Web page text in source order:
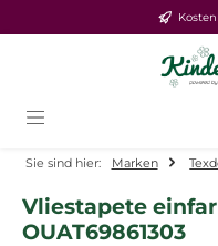
Zum Hauptinhalt springen
Sie sind hier: Marken
Vliestapete
OUAT69861303